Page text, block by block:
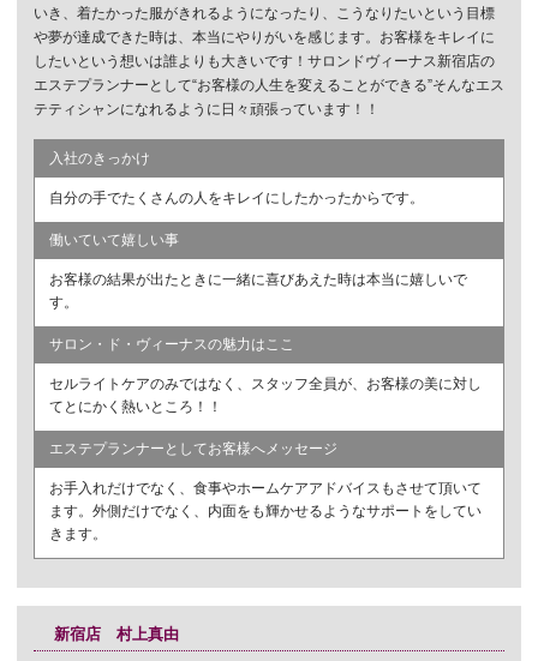
いき、着たかった服がきれるようになったり、こうなりたいという目標
や夢が達成できた時は、本当にやりがいを感じます。お客様をキレイに
したいという想いは誰よりも大きいです！サロンドヴィーナス新宿店の
エステプランナーとして“お客様の人生を変えることができる”そんなエス
テティシャンになれるように日々頑張っています！！
入社のきっかけ
自分の手でたくさんの人をキレイにしたかったからです。
働いていて嬉しい事
お客様の結果が出たときに一緒に喜びあえた時は本当に嬉しいで
す。
サロン・ド・ヴィーナスの魅力はここ
セルライトケアのみではなく、スタッフ全員が、お客様の美に対し
てとにかく熱いところ！！
エステプランナーとしてお客様へメッセージ
お手入れだけでなく、食事やホームケアアドバイスもさせて頂いて
ます。外側だけでなく、内面をも輝かせるようなサポートをしてい
きます。
新宿店 村上真由